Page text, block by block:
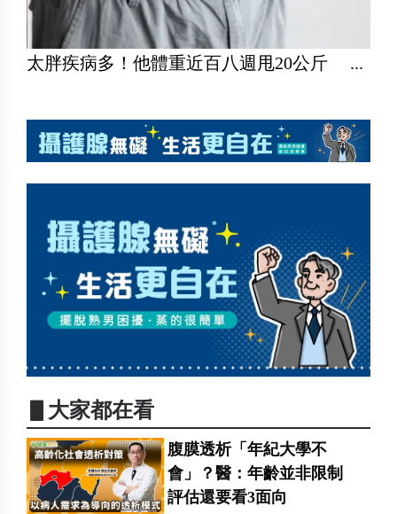
太胖疾病多！他體重近百八週甩20公斤 ...
▋大家都在看
腹膜透析「年紀大學不
會」？醫：年齡並非限制
評估還要看3面向